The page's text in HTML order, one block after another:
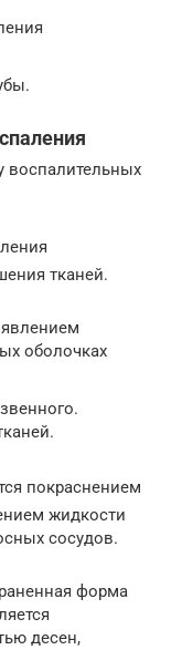
воспалительных
тканей.
оболочках
покраснением
жидкости
сосудов.
форма
десен,